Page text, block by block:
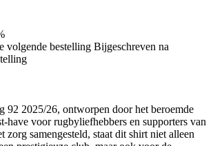
volgende bestelling Bijgeschreven na
92 2025/26, ontworpen door het beroemde
have voor rugbyliefhebbers en supporters van
zorg samengesteld, staat dit shirt niet alleen